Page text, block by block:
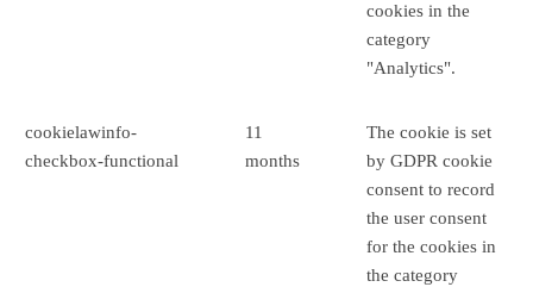
cookies in the
category
"Analytics".
cookielawinfo-
checkbox-functional
11
months
The cookie is set
by GDPR cookie
consent to record
the user consent
for the cookies in
the category